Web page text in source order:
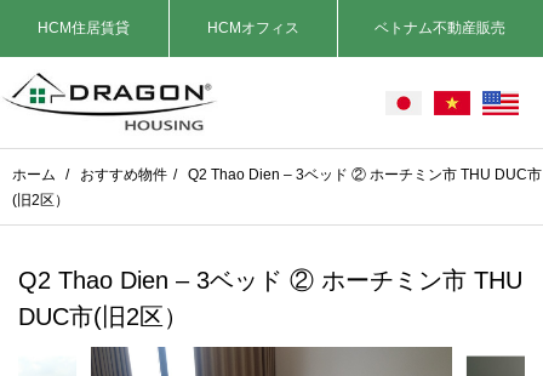
HCM住居賃貸 HCMオフィス ベトナム不動産販売
ホーム / おすすめ物件 /
Q2 Thao Dien – 3ベッド ② ホーチミン市 THU DUC市
(旧2区）
Q2 Thao Dien – 3ベッド ② ホーチミン市 THU
DUC市(旧2区）